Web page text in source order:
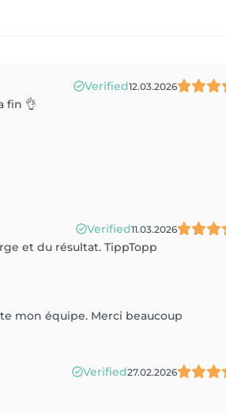
Verified12.03.2026
fin 👌
Verified11.03.2026
et du résultat. TippTopp
mon équipe. Merci beaucoup
Verified27.02.2026